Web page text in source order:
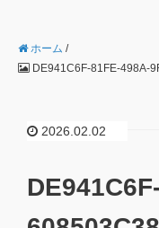
ホーム /
DE941C6F-81FE-498A-
2026.02.02